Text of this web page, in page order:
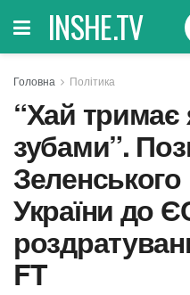
INSHE.TV
Головна Політика
“Хай тримає
зубами”.
України до
FT